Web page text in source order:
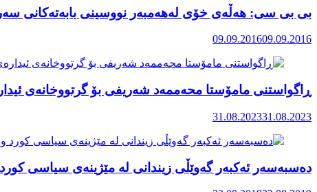
بی بی سی: هەڵەی خۆی لەهەمبەر نووسینی بابەتەکانی
09.09.201609.09.2016
ڕاگواستنی مامۆستا محەممەد شەریفی بۆ گرتووخانەی
31.08.202331.08.2023
دەسبەسەر ئەکبەر گەوێڵی زیندانی لە مێژینەی سیاسی